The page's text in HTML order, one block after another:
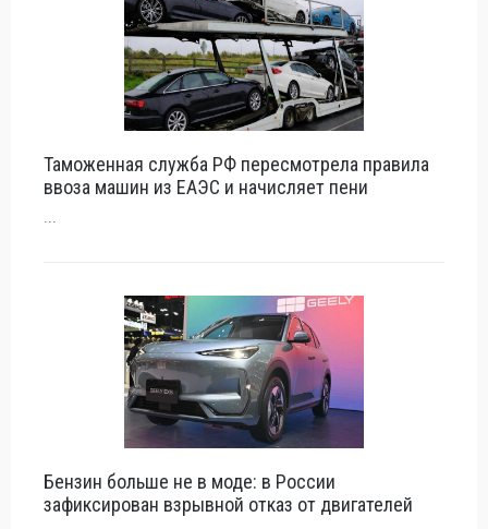
Таможенная служба РФ пересмотрела правила
ввоза машин из ЕАЭС и начисляет пени
...
Бензин больше не в моде: в России
зафиксирован взрывной отказ от двигателей